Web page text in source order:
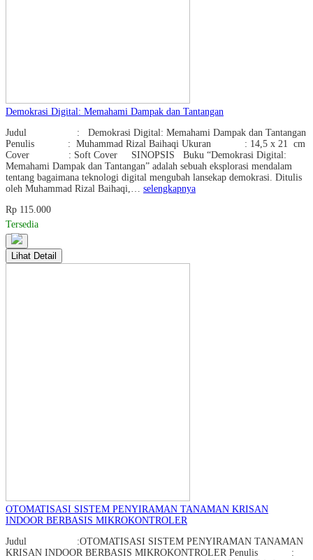
Demokrasi Digital: Memahami Dampak dan Tantangan
Judul : Demokrasi Digital: Memahami Dampak dan Tantangan
Penulis : Muhammad Rizal Baihaqi Ukuran : 14,5 x 21 cm
Cover : Soft Cover SINOPSIS Buku “Demokrasi Digital:
Memahami Dampak dan Tantangan” adalah sebuah eksplorasi mendalam
tentang bagaimana teknologi digital mengubah lansekap demokrasi. Ditulis
oleh Muhammad Rizal Baihaqi,… selengkapnya
Rp 115.000
Tersedia
Lihat Detail
OTOMATISASI SISTEM PENYIRAMAN TANAMAN KRISAN
INDOOR BERBASIS MIKROKONTROLER
Judul :OTOMATISASI SISTEM PENYIRAMAN TANAMAN
KRISAN INDOOR BERBASIS MIKROKONTROLER Penulis :